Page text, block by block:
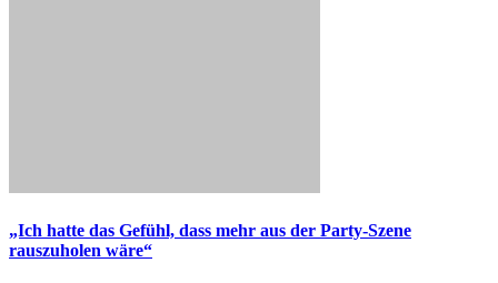
„Ich hatte das Gefühl, dass mehr aus der Party-Szene
rauszuholen wäre“